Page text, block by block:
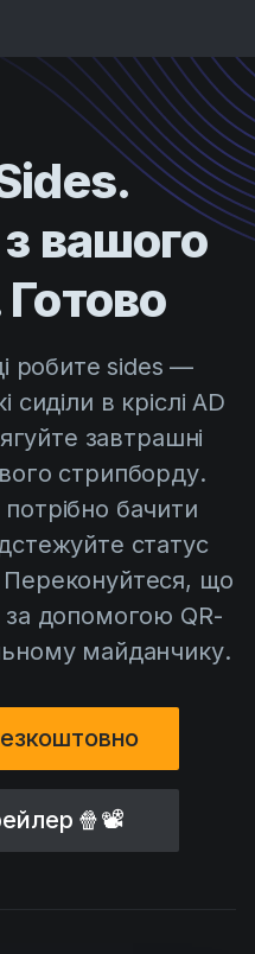
Спробувати
з вашого
Готово
робите sides —
в кріслі AD
завтрашні
стрипборду.
бачити
статус
Переконуйтеся, що
за допомогою QR-
майданчику.
🍿📽